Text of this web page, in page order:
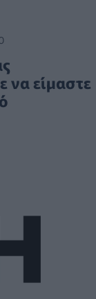
να είμαστε